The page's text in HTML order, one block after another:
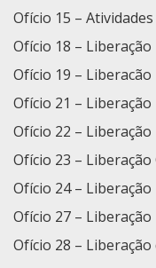
Ofício 15 –
Ofício 18 –
Ofício 19 –
Ofício 21 –
Ofício 22 –
Ofício 23 – Liberação
Ofício 24 –
Ofício 27 – Liberação
Ofício 28 – Liberação